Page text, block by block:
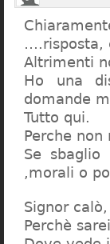
….risposta,
Altrimenti
Ho una
domande
Tutto qui.
Perche non
Se
,morali o
Signor
Perchè